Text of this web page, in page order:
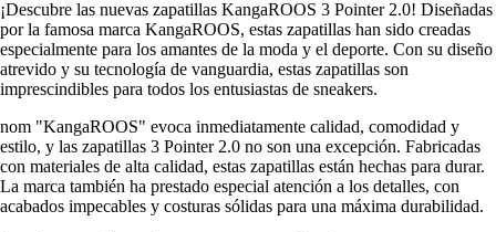
¡Descubre las nuevas zapatillas KangaROOS 3 Pointer 2.0! Diseñadas
por la famosa marca KangaROOS, estas zapatillas han sido creadas
especialmente para los amantes de la moda y el deporte. Con su diseño
atrevido y su tecnología de vanguardia, estas zapatillas son
imprescindibles para todos los entusiastas de sneakers.
nom "KangaROOS" evoca inmediatamente calidad, comodidad y
estilo, y las zapatillas 3 Pointer 2.0 no son una excepción. Fabricadas
con materiales de alta calidad, estas zapatillas están hechas para durar.
La marca también ha prestado especial atención a los detalles, con
acabados impecables y costuras sólidas para una máxima durabilidad.